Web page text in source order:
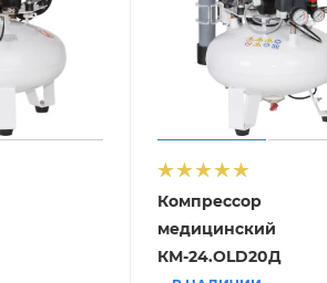
Компрессор
медицинский
КМ-24.OLD20Д